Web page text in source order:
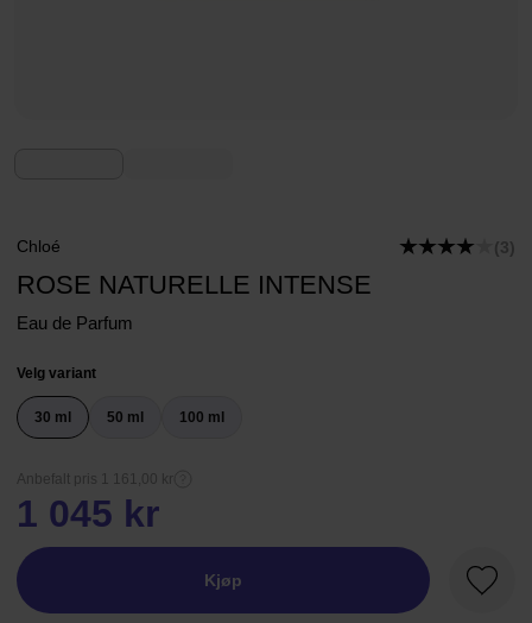
Chloé (3)
ROSE NATURELLE INTENSE
Eau de Parfum
Velg variant
30 ml 50 ml 100 ml
Anbefalt pris 1 161,00 kr
1 045 kr
Kjøp